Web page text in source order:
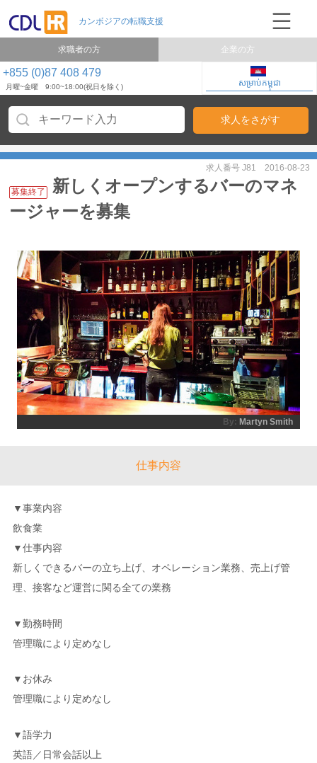
+855 (0)87 408 479
月曜~金曜 9:00~18:00(祝日を除く) សម្រាប់កម្ពុជា
求職者の方 企業の方
募集終了
新しくオープンするバーのマネ
ージャーを募集
求人番号 J81 2016-08-23
By: Martyn Smith
仕事内容
▼事業内容
飲食業
▼仕事内容
新しくできるバーの立ち上げ、オペレーション業務、売上げ管
理、接客など運営に関る全ての業務
▼勤務時間
管理職により定めなし
▼お休み
管理職により定めなし
▼語学力
英語／日常会話以上